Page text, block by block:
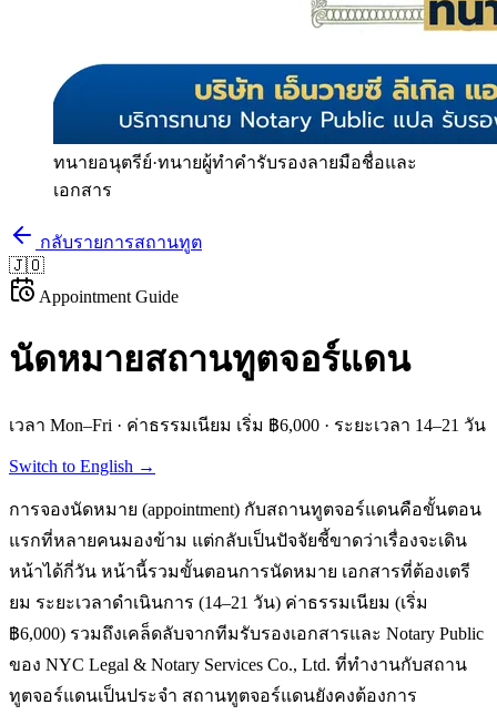
ทนายอนุตรีย์·ทนายผู้ทำคำรับรองลายมือชื่อและ
เอกสาร
กลับรายการสถานทูต
🇯🇴
Appointment Guide
นัดหมายสถานทูตจอร์แดน
เวลา Mon–Fri · ค่าธรรมเนียม เริ่ม ฿6,000 · ระยะเวลา 14–21 วัน
Switch to English →
การจองนัดหมาย (appointment) กับสถานทูตจอร์แดนคือขั้นตอน
แรกที่หลายคนมองข้าม แต่กลับเป็นปัจจัยชี้ขาดว่าเรื่องจะเดิน
หน้าได้กี่วัน หน้านี้รวมขั้นตอนการนัดหมาย เอกสารที่ต้องเตรี
ยม ระยะเวลาดำเนินการ (14–21 วัน) ค่าธรรมเนียม (เริ่ม
฿6,000) รวมถึงเคล็ดลับจากทีมรับรองเอกสารและ Notary Public
ของ NYC Legal & Notary Services Co., Ltd. ที่ทำงานกับสถาน
ทูตจอร์แดนเป็นประจำ สถานทูตจอร์แดนยังคงต้องการ